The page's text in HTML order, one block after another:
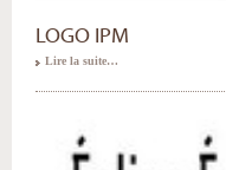
LOGO IPM
Lire la suite…